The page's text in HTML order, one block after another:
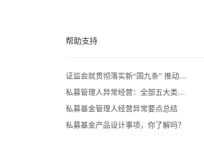
帮助支持
证监会就贯彻落实新“国九条” 推动新质生产力发展开展专题调研
私募管理人异常经营：全部五大类情形总结及关注要点
私募基金管理人经营异常要点总结
私募基金产品设计事项，你了解吗？